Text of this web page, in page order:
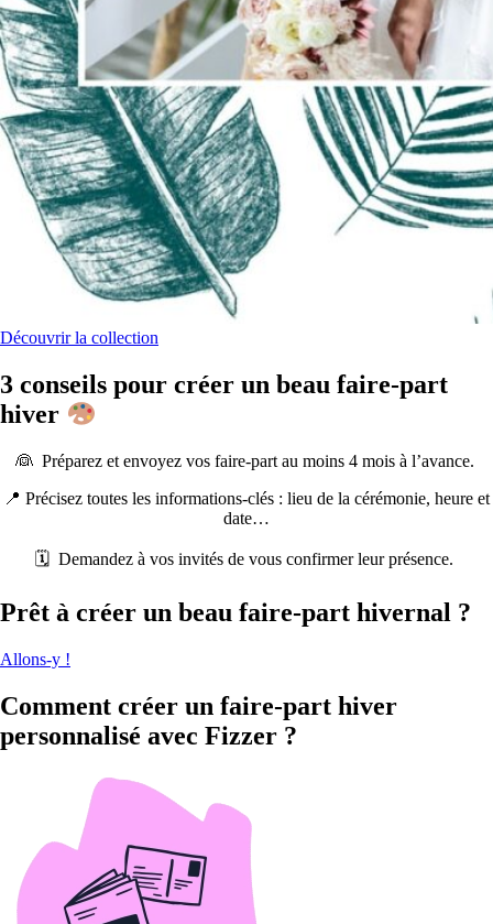
Découvrir la collection
3 conseils pour créer un beau faire-part
hiver
👰 Préparez et envoyez vos faire-part au moins 4 mois à l’avance.
📍 Précisez toutes les informations-clés : lieu de la cérémonie, heure et
date…
🗓 Demandez à vos invités de vous confirmer leur présence.
Prêt à créer un beau faire-part hivernal ?
Allons-y !
Comment créer un faire-part hiver
personnalisé avec Fizzer ?